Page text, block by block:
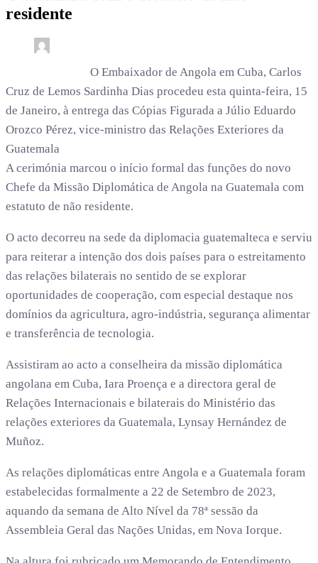
residente
O Embaixador de Angola em Cuba, Carlos
Cruz de Lemos Sardinha Dias procedeu esta quinta-feira, 15
de Janeiro, à entrega das Cópias Figurada a Júlio Eduardo
Orozco Pérez, vice-ministro das Relações Exteriores da
Guatemala
A cerimónia marcou o início formal das funções do novo
Chefe da Missão Diplomática de Angola na Guatemala com
estatuto de não residente.
O acto decorreu na sede da diplomacia guatemalteca e serviu
para reiterar a intenção dos dois países para o estreitamento
das relações bilaterais no sentido de se explorar
oportunidades de cooperação, com especial destaque nos
domínios da agricultura, agro-indústria, segurança alimentar
e transferência de tecnologia.
Assistiram ao acto a conselheira da missão diplomática
angolana em Cuba, Iara Proença e a directora geral de
Relações Internacionais e bilaterais do Ministério das
relações exteriores da Guatemala, Lynsay Hernández de
Muñoz.
As relações diplomáticas entre Angola e a Guatemala foram
estabelecidas formalmente a 22 de Setembro de 2023,
aquando da semana de Alto Nível da 78ª sessão da
Assembleia Geral das Nações Unidas, em Nova Iorque.